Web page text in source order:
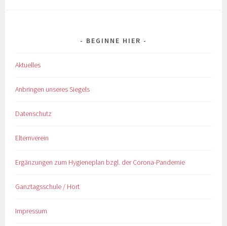
BEGINNE HIER
Aktuelles
Anbringen unseres Siegels
Datenschutz
Elternverein
Ergänzungen zum Hygieneplan bzgl. der Corona-Pandemie
Ganztagsschule / Hort
Impressum